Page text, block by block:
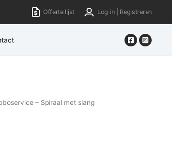
Offerte lijst Log in | Registreren
– Spiraal met slang